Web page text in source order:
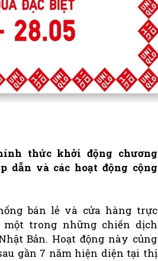
thức khởi động chương
và các hoạt động cộng
bán lẻ và cửa hàng trực
một trong những chiến dịch
Bản. Hoạt động này củng
gần 7 năm hiện diện tại thị